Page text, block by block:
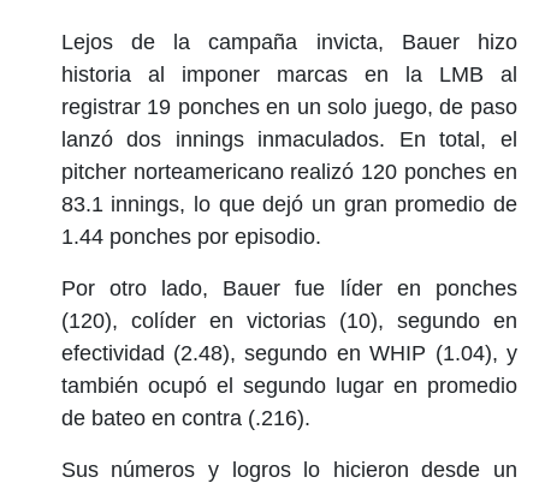
Lejos de la campaña invicta, Bauer hizo
historia al imponer marcas en la LMB al
registrar 19 ponches en un solo juego, de paso
lanzó dos innings inmaculados. En total, el
pitcher norteamericano realizó 120 ponches en
83.1 innings, lo que dejó un gran promedio de
1.44 ponches por episodio.
Por otro lado, Bauer fue líder en ponches
(120), colíder en victorias (10), segundo en
efectividad (2.48), segundo en WHIP (1.04), y
también ocupó el segundo lugar en promedio
de bateo en contra (.216).
Sus números y logros lo hicieron desde un